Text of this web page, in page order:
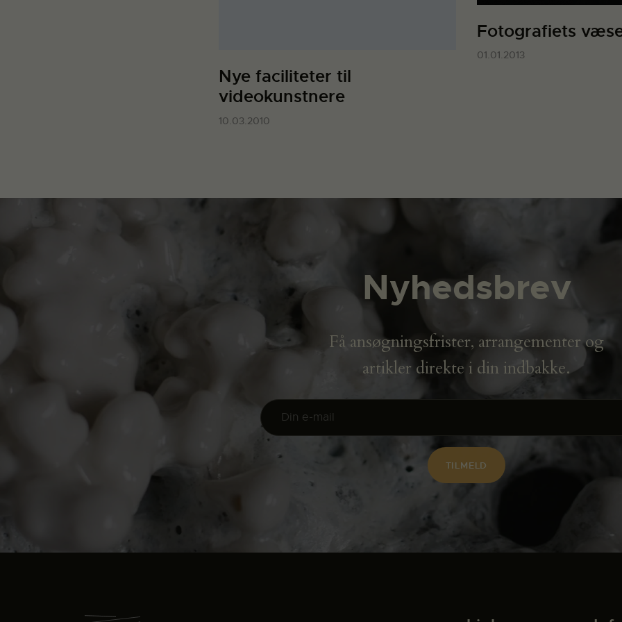
Nye faciliteter til
videokunstnere
10.03.2010
Fotografiets
01.01.2013
Nyhedsbrev
Få ansøgningsfrister, arrangementer og
artikler direkte i din indbakke.